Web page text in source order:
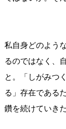
私自身どのよう
るのではなく、
と。「しがみつ
る」存在である
鑽を続けていき